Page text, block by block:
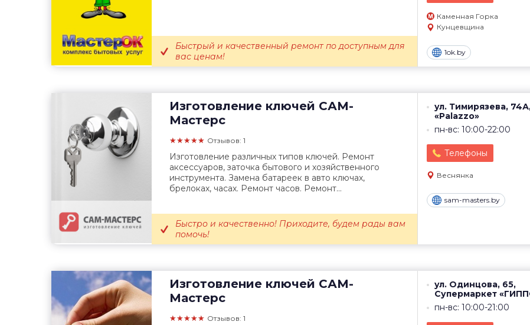
Каменная Горка
Кунцевщина
1ok.by
Быстрый и качественный ремонт по доступным для
вас ценам!
Изготовление ключей САМ-
Мастерс
★★★★★ Отзывов: 1
ул. Тимирязева,
«Palazzo»
пн-вс: 10:00-22:00
Телефоны
Веснянка
sam-masters.by
Изготовление различных типов ключей. Ремонт
аксессуаров, заточка бытового и хозяйственного
инструмента. Замена батареек в авто ключах,
брелоках, часах. Ремонт часов. Ремонт...
Быстро и качественно! Приходите, будем рады вам
помочь!
Изготовление ключей САМ-
Мастерс
★★★★★ Отзывов: 1
ул. Одинцова, 65,
Супермаркет
пн-вс: 10:00-21:00